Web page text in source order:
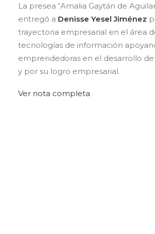
La presea “Amalia Gaytán de
entregó a Denisse Yesel Jiménez
trayectoria empresarial en el área
tecnologías de información
emprendedoras en el desarrollo de
y por su logro empresarial.
Ver nota completa